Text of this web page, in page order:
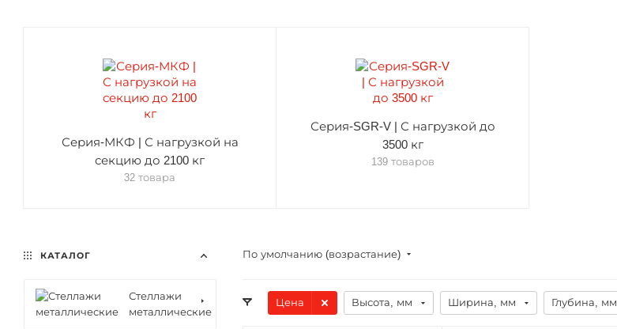
Серия-МКФ | С нагрузкой на
секцию до 2100 кг
32 товара
Серия-SGR-V | С нагрузкой до
3500 кг
139 товаров
По умолчанию (возрастание)
Цена Высота, мм Ширина, мм Глубина, мм
КАТАЛОГ
Стеллажи
металлические